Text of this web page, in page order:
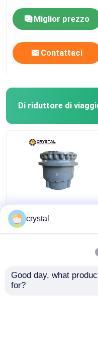
Miglior prezzo
Contattaci
Di riduttore di
EC460 Casella di
marcia dell'escavatore,
riduttore di marcia,
crystal
Good day, what
for?